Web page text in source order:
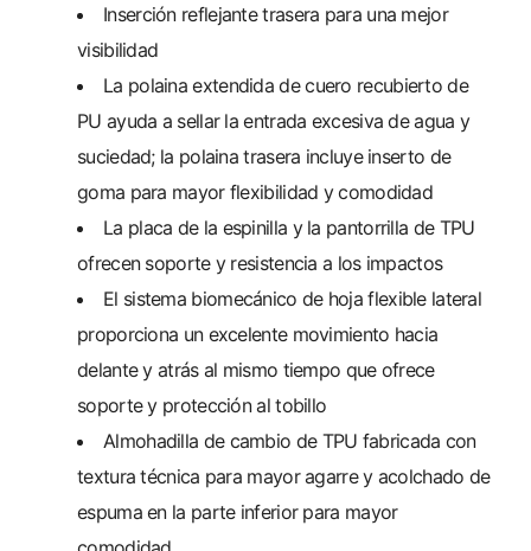
Inserción reflejante trasera para una mejor
visibilidad
La polaina extendida de cuero recubierto de
PU ayuda a sellar la entrada excesiva de agua y
suciedad; la polaina trasera incluye inserto de
goma para mayor flexibilidad y comodidad
La placa de la espinilla y la pantorrilla de TPU
ofrecen soporte y resistencia a los impactos
El sistema biomecánico de hoja flexible lateral
proporciona un excelente movimiento hacia
delante y atrás al mismo tiempo que ofrece
soporte y protección al tobillo
Almohadilla de cambio de TPU fabricada con
textura técnica para mayor agarre y acolchado de
espuma en la parte inferior para mayor